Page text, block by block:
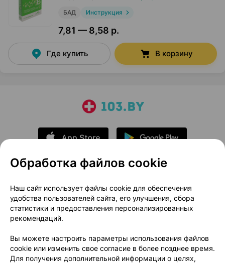
БАД Инструкция
7,81 — 8,58 р.
Где купить В корзину
О проекте
Новости проекта
Размещение рекламы
Медицинский маркетинг
Публичный договор
Доставка
Способы оплаты
Вакансии
Партнеры
Написать руководителю 103.by
Обработка файлов cookie
Наш сайт использует файлы cookie для обеспечения
удобства пользователей сайта, его улучшения, сбора
статистики и предоставления персонализированных
рекомендаций.
Вы можете настроить параметры использования файлов
cookie или изменить свое согласие в более позднее время.
Для получения дополнительной информации о целях,